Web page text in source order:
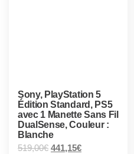
Sony, PlayStation 5
Édition Standard, PS5
avec 1 Manette Sans Fil
DualSense, Couleur :
Blanche
519,00€ 441,15€